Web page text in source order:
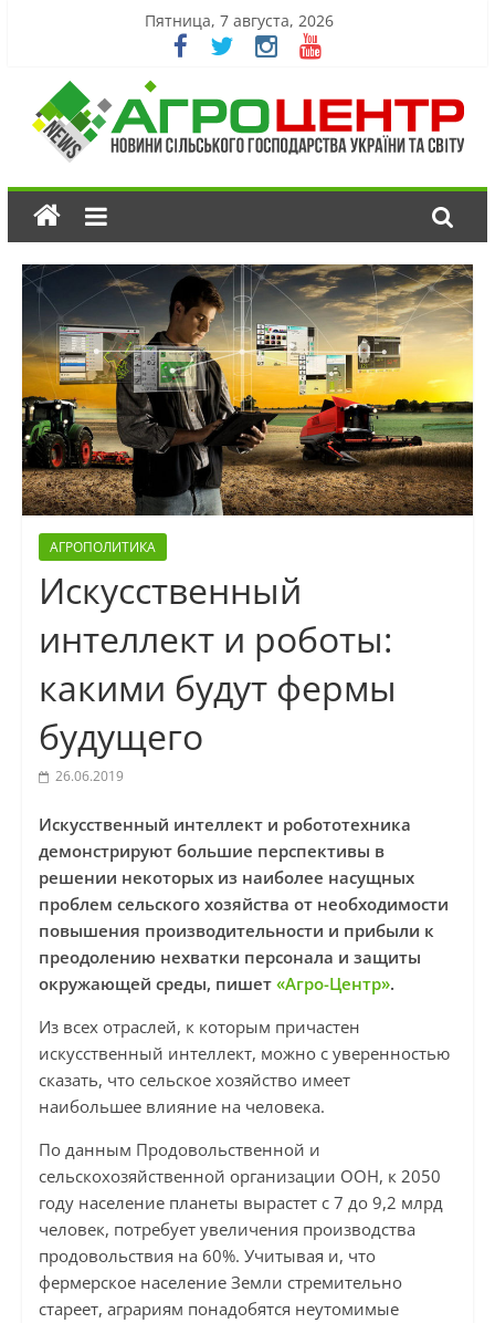
Пятница, 7 августа, 2026
АГРОПОЛИТИКА
Искусственный
интеллект и роботы:
какими будут фермы
будущего
26.06.2019
Искусственный интеллект и робототехника
демонстрируют большие перспективы в
решении некоторых из наиболее насущных
проблем сельского хозяйства от необходимости
повышения производительности и прибыли к
преодолению нехватки персонала и защиты
окружающей среды, пишет «Агро-Центр».
Из всех отраслей, к которым причастен
искусственный интеллект, можно с уверенностью
сказать, что сельское хозяйство имеет
наибольшее влияние на человека.
По данным Продовольственной и
сельскохозяйственной организации ООН, к 2050
году население планеты вырастет с 7 до 9,2 млрд
человек, потребует увеличения производства
продовольствия на 60%. Учитывая и, что
фермерское население Земли стремительно
стареет, аграриям понадобятся неутомимые